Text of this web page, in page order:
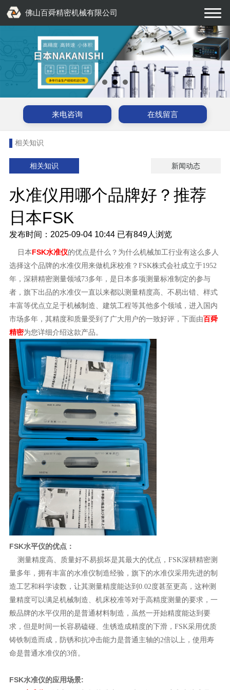
佛山百舜精密机械有限公司
来电咨询 在线留言
相关知识
相关知识 新闻动态
水准仪用哪个品牌好？推荐
日本FSK
发布时间：2025-09-04 10:44 已有849人浏览
日本FSK水准仪的优点是什么？为什么机械加工行业有这么多人
选择这个品牌的水准仪用来做机床校准？FSK株式会社成立于1952
年，深耕精密测量领域73多年，是日本多项测量标准制定的参与
者，旗下出品的水准仪一直以来都以测量精度高、不易出错、样式
丰富等优点立足于机械制造、建筑工程等其他多个领域，进入国内
市场多年，其精度和质量受到了广大用户的一致好评，下面由百舜
精密为您详细介绍这款产品。
FSK水平仪的优点：
测量精度高、质量好不易损坏是其最大的优点，FSK深耕精密测
量多年，拥有丰富的水准仪制造经验，旗下的水准仪采用先进的制
造工艺和科学读数，让其测量精度能达到0.02度甚至更高，这种测
量精度可以满足机械制造、机床校准等对于高精度测量的要求，一
般品牌的水平仪用的是普通材料制造，虽然一开始精度能达到要
求，但是时间一长容易磕碰、生锈造成精度的下滑，FSK采用优质
铸铁制造而成，防锈和抗冲击能力是普通主轴的2倍以上，使用寿
命是普通水准仪的3倍。
FSK水准仪的应用场景: